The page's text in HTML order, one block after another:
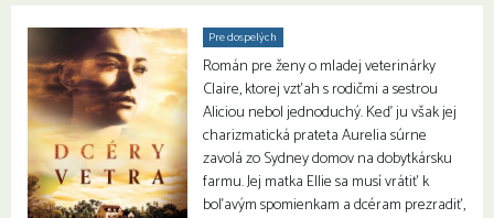
Pre dospelých
Román pre ženy o mladej veterinárky
Claire, ktorej vzťah s rodičmi a sestrou
Aliciou nebol jednoduchý. Keď ju však jej
charizmatická prateta Aurelia súrne
zavolá zo Sydney domov na dobytkársku
farmu. Jej matka Ellie sa musí vrátiť k
boľavým spomienkam a dcéram prezradiť,